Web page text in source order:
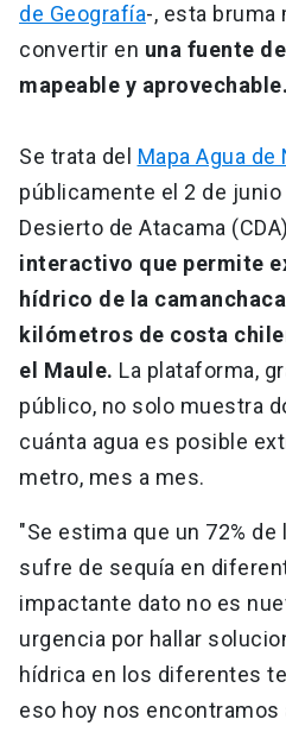
de Geografía-, esta bruma
convertir en una fuente
mapeable y aprovechable.
Se trata del Mapa Agua de
públicamente el 2 de junio
Desierto de Atacama
interactivo que permite
hídrico de la
kilómetros de costa
el Maule. La plataforma,
público, no solo muestra
cuánta agua es posible
metro, mes a mes.
"Se estima que un 72%
sufre de sequía en
impactante dato no es
urgencia por hallar
hídrica en los diferentes
eso hoy nos encontramos